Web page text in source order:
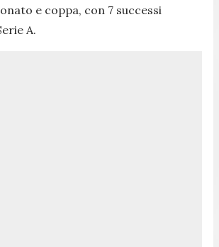
e coppa, con 7 successi
A.